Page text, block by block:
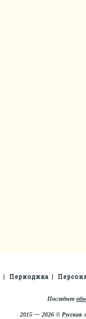
Периодика
Последнее
2015 — 2026 © Русская